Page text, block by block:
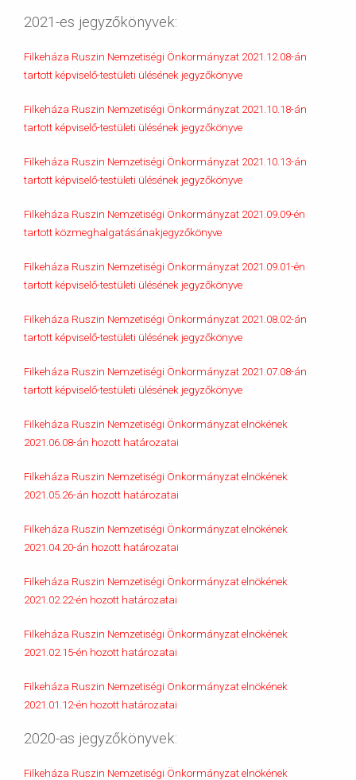
2021-es jegyzőkönyvek:
Filkeháza Ruszin Nemzetiségi Önkormányzat 2021.12.08-án
tartott képviselő-testületi ülésének jegyzőkönyve
Filkeháza Ruszin Nemzetiségi Önkormányzat 2021.10.18-án
tartott képviselő-testületi ülésének jegyzőkönyve
Filkeháza Ruszin Nemzetiségi Önkormányzat 2021.10.13-án
tartott képviselő-testületi ülésének jegyzőkönyve
Filkeháza Ruszin Nemzetiségi Önkormányzat 2021.09.09-én
tartott közmeghalgatásánakjegyzőkönyve
Filkeháza Ruszin Nemzetiségi Önkormányzat 2021.09.01-én
tartott képviselő-testületi ülésének jegyzőkönyve
Filkeháza Ruszin Nemzetiségi Önkormányzat 2021.08.02-án
tartott képviselő-testületi ülésének jegyzőkönyve
Filkeháza Ruszin Nemzetiségi Önkormányzat 2021.07.08-án
tartott képviselő-testületi ülésének jegyzőkönyve
Filkeháza Ruszin Nemzetiségi Önkormányzat elnökének
2021.06.08-án hozott határozatai
Filkeháza Ruszin Nemzetiségi Önkormányzat elnökének
2021.05.26-án hozott határozatai
Filkeháza Ruszin Nemzetiségi Önkormányzat elnökének
2021.04.20-án hozott határozatai
Filkeháza Ruszin Nemzetiségi Önkormányzat elnökének
2021.02.22-én hozott határozatai
Filkeháza Ruszin Nemzetiségi Önkormányzat elnökének
2021.02.15-én hozott határozatai
Filkeháza Ruszin Nemzetiségi Önkormányzat elnökének
2021.01.12-én hozott határozatai
2020-as jegyzőkönyvek:
Filkeháza Ruszin Nemzetiségi Önkormányzat elnökének